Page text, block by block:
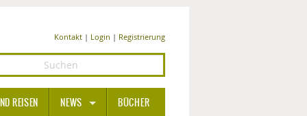
Kontakt| Login | Registrierung
REISEN NEWS BÜCHER